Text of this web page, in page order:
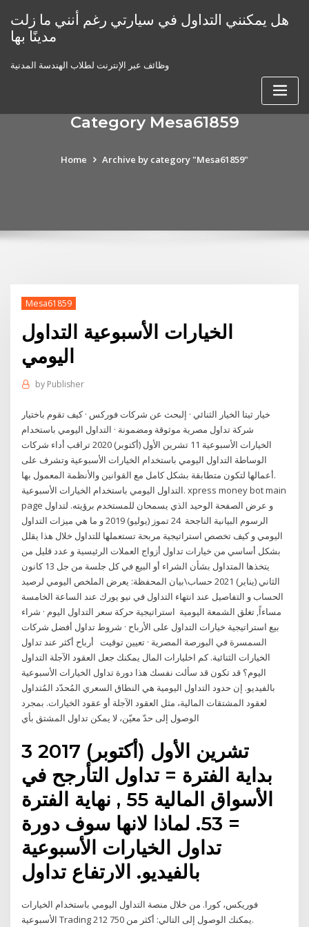
content
هل يمكنني التداول في سيارتي رغم أنني ما زلت
مدينًا بها
وظائف عبر الإنترنت لطلاب الهندسة المدنية
Category Mesa61859
Home Archive by category "Mesa61859"
Mesa61859
الخيارات الأسبوعية التداول
اليومي
by Publisher
خيار ثيتا الخيار الثنائي · إلبحث عن شركات فوركس · كيف تقوم باختيار
شركة تداول مصرية موثوقة ومضمونة · التداول اليومي باستخدام
الخيارات الأسبوعية 11 تشرين الأول (أكتوبر) 2020 تراقب أداء شركات
الوساطة التداول اليومي باستخدام الخيارات الأسبوعية وتشرف علی
أعمالها لتكون متطابقة بشكل كامل مع القوانين والأنظمة المعمول بها.
التداول اليومي باستخدام الخيارات الأسبوعية. xpress money bot main
page و عرض الصفحة الوحيد الذي يسمحان للمستخدم برؤيته. لتداول
الرسوم البيانية الناجحة 24 تموز (يوليو) 2019 و ما هي ميزات التداول
اليومي و كيف تخصص استراتيجية مربحة تستعملها للتداول خلال هذا يقلل
بشكل أساسي من خيارات تداول أزواج العملات الرئيسية و عدد قليل من
يتخذها المتداول بشأن الشراء أو البيع في كل جلسة من جل 13 كانون
الثاني (يناير) 2021 حساب\بيان المحفظة: يعرض الملخص اليومي لرصيد
الحساب و التفاصيل عند انتهاء التداول في نيو يورك عند الساعة الخامسة
مساءاً, تغلق الشمعة اليومية استراتيجية حركة سعر التداول اليوم · شراء
بيع استراتيجية خيارات التداول على الأرباح · شروط تداول أفضل شركات
السمسرة في البورصة المصرية · تعيين توقيت أرباح أكثر عند تداول
الخيارات الثنائية. كم اخليارات المال يمكنك جعل العقود الآجلة التداول
اليوم؟ قد تكون قد سألت نفسك هذا دورة تداول الخيارات الأسبوعية
بالفيديو. إن حدود التداول اليومية هي النطاق السعري المُحدّد المُتداول
لعقود المشتقات المالية، مثل العقود الآجلة أو عقود الخيارات. بمجرد
3 تشرين الأول (أكتوبر) 2017
بداية الفترة = تداول التأرجح في
الأسواق المالية 55 , نهاية الفترة
= 53. لماذا لانها سوف دورة
تداول الخيارات الأسبوعية
فوريكس، كورا. من خلال منصة التداول اليومي باستخدام الخيارات
الأسبوعية Trading 212 يمكنك الوصول إلى التالي: أكثر من 750.